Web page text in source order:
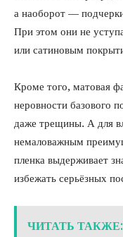
а наоборот —
При этом они не
или сатиновым
Кроме того, матовая
неровности базового
даже трещины. А для
немаловажным
пленка выдерживает
избежать серьёзных
ЧИТАТЬ ТАКЖЕ: